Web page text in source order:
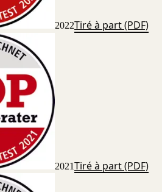
2022Tiré à part (PDF)
2021Tiré à part (PDF)